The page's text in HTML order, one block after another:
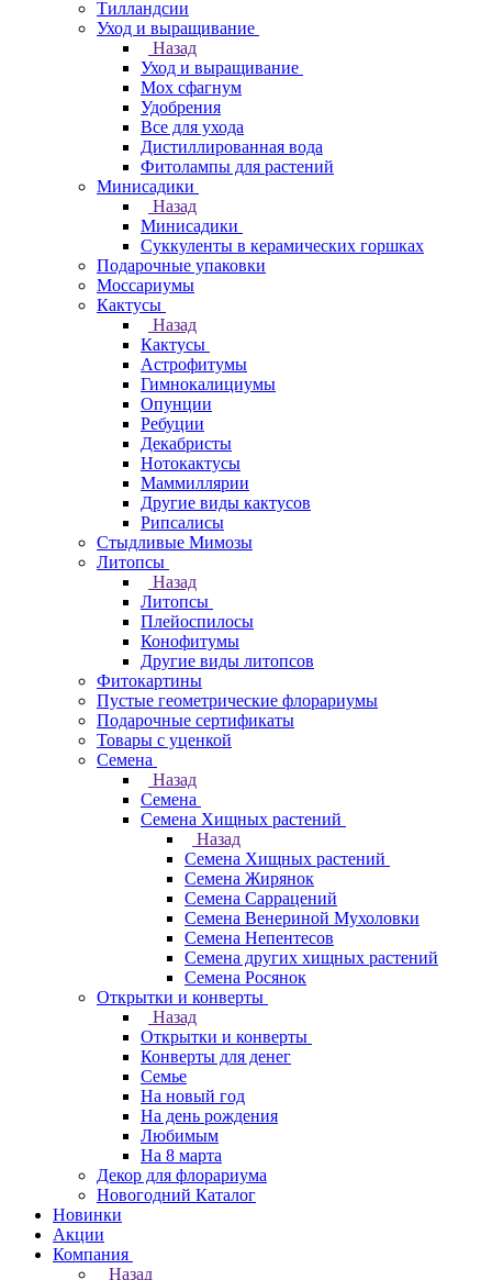
Тилландсии
Уход и выращивание
Назад
Уход и выращивание
Мох сфагнум
Удобрения
Все для ухода
Дистиллированная вода
Фитолампы для растений
Минисадики
Назад
Минисадики
Суккуленты в керамических горшках
Подарочные упаковки
Моссариумы
Кактусы
Назад
Кактусы
Астрофитумы
Гимнокалициумы
Опунции
Ребуции
Декабристы
Нотокактусы
Маммиллярии
Другие виды кактусов
Рипсалисы
Стыдливые Мимозы
Литопсы
Назад
Литопсы
Плейоспилосы
Конофитумы
Другие виды литопсов
Фитокартины
Пустые геометрические флорариумы
Подарочные сертификаты
Товары с уценкой
Семена
Назад
Семена
Семена Хищных растений
Назад
Семена Хищных растений
Семена Жирянок
Семена Саррацений
Семена Венериной Мухоловки
Семена Непентесов
Семена других хищных растений
Семена Росянок
Открытки и конверты
Назад
Открытки и конверты
Конверты для денег
Семье
На новый год
На день рождения
Любимым
На 8 марта
Декор для флорариума
Новогодний Каталог
Новинки
Акции
Компания
Назад